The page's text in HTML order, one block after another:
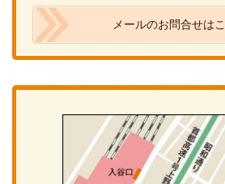
メールのお問合せは